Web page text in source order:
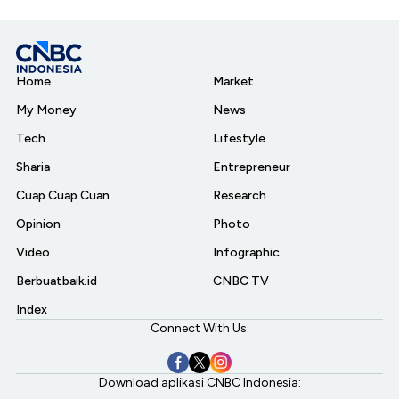
Home
My Money
Tech
Sharia
Cuap Cuap Cuan
Opinion
Video
Berbuatbaik.id
Index
Market
News
Lifestyle
Entrepreneur
Research
Photo
Infographic
CNBC TV
Connect With Us:
Download aplikasi CNBC Indonesia: